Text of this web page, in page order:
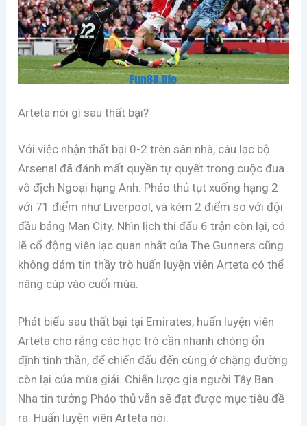
Arteta nói gì sau thất bại?
Với việc nhận thất bại 0-2 trên sân nhà, câu lạc bộ
Arsenal đã đánh mất quyền tự quyết trong cuộc đua
vô địch Ngoại hạng Anh. Pháo thủ tụt xuống hạng 2
với 71 điểm như Liverpool, và kém 2 điểm so với đội
đầu bảng Man City. Nhìn lịch thi đấu 6 trận còn lại, có
lẽ cổ động viên lạc quan nhất của The Gunners cũng
không dám tin thầy trò huấn luyện viên Arteta có thể
nâng cúp vào cuối mùa.
Phát biểu sau thất bại tại Emirates, huấn luyện viên
Arteta cho rằng các học trò cần nhanh chóng ổn
định tinh thần, để chiến đấu đến cùng ở chặng đường
còn lại của mùa giải. Chiến lược gia người Tây Ban
Nha tin tưởng Pháo thủ vẫn sẽ đạt được mục tiêu đề
ra. Huấn luyện viên Arteta nói: